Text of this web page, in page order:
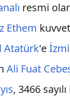
resmi
Ethem
Atatürk'e
Ali Fuat
, 3466